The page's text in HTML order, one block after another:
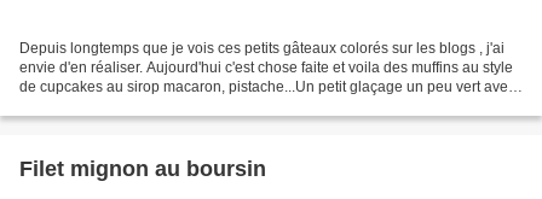
Depuis longtemps que je vois ces petits gâteaux colorés sur les blogs , j'ai
envie d'en réaliser. Aujourd'hui c'est chose faite et voila des muffins au style
de cupcakes au sirop macaron, pistache...Un petit glaçage un peu vert avec
Filet mignon au boursin